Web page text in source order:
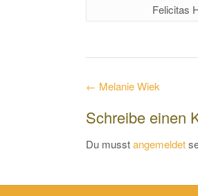
Felicitas
Post
navigation
← Melanie Wiek
Schreibe einen
Du musstangemeldet